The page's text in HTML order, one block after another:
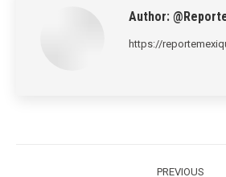
Author:
https://
PREVIOUS